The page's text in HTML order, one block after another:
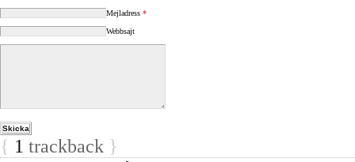
Mejladress *
Webbsajt
{ 1 trackback }